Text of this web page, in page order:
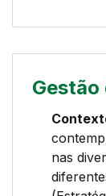
Gestão
nas